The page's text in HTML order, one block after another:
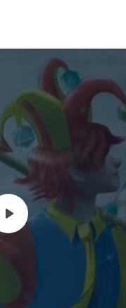
Menezes será o
confuso, porém ele
focar no que é
a partir de sua
como uma ponte
irá desenvolver sua
poder contribuir
Irá desenvolver